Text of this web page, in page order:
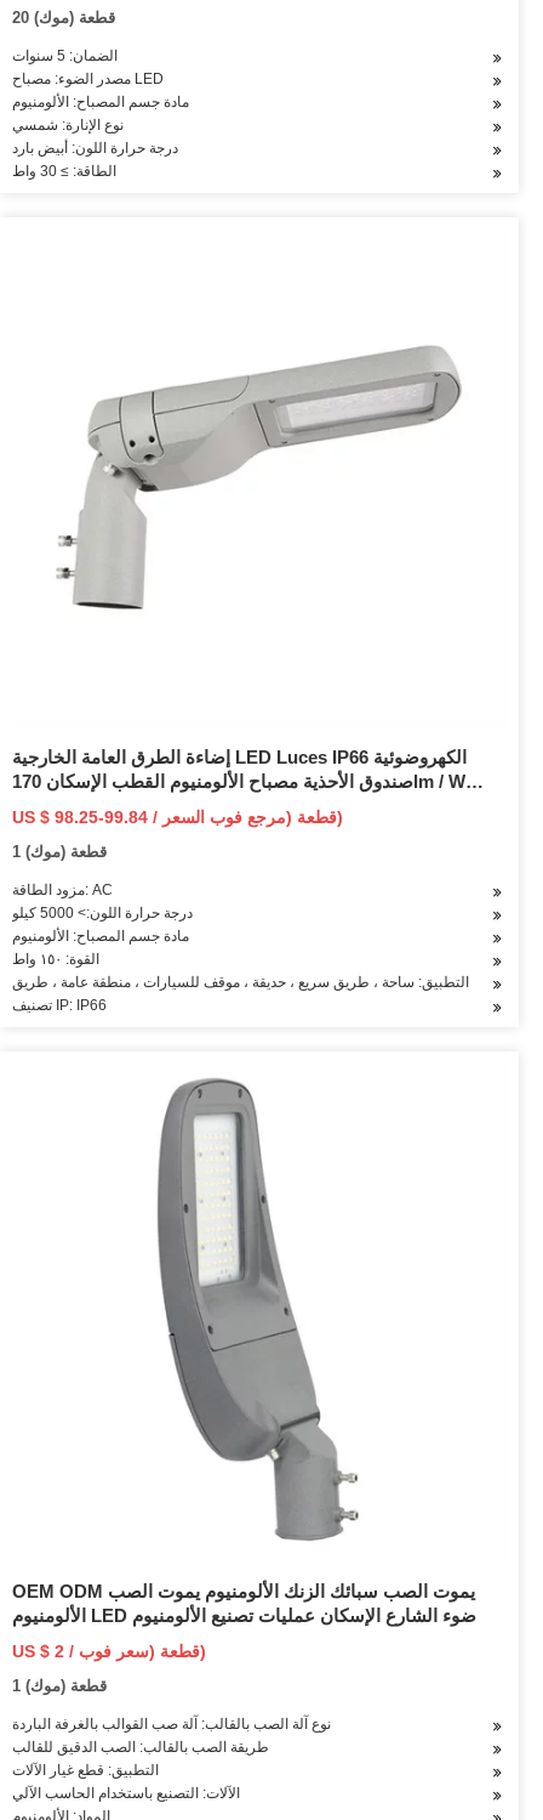
20 قطعة (موك)
الضمان: 5 سنوات
مصدر الضوء: مصباح LED
مادة جسم المصباح: الألومنيوم
نوع الإنارة: شمسي
درجة حرارة اللون: أبيض بارد
الطاقة: ≥ 30 واط
إضاءة الطرق العامة الخارجية LED Luces IP66 الكهروضوئية
صندوق الأحذية مصباح الألومنيوم القطب الإسكان 170lm / W
US $ 98.25-99.84 / قطعة (مرجع فوب السعر)
1 قطعة (موك)
مزود الطاقة: AC
درجة حرارة اللون:> 5000 كيلو
مادة جسم المصباح: الألومنيوم
القوة: ١٥٠ واط
التطبيق: ساحة ، طريق سريع ، حديقة ، موقف للسيارات ، منطقة عامة ، طريق
تصنيف IP: IP66
OEM ODM يموت الصب سبائك الزنك الألومنيوم يموت الصب
الألومنيوم LED ضوء الشارع الإسكان عمليات تصنيع الألومنيوم
US $ 2 / قطعة (سعر فوب)
1 قطعة (موك)
نوع آلة الصب بالقالب: آلة صب القوالب بالغرفة الباردة
طريقة الصب بالقالب: الصب الدقيق للقالب
التطبيق: قطع غيار الآلات
الآلات: التصنيع باستخدام الحاسب الآلي
المواد: الألومنيوم